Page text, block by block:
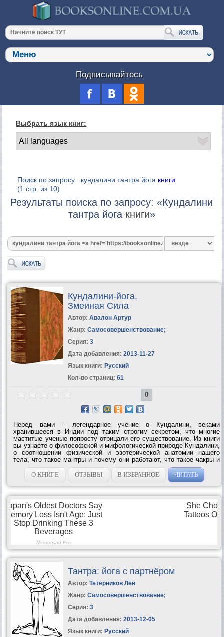
Подписывайтесь
Выбрать язык книг:
Поиск по запросу : кундалини тантра йога книги
(1 стр. из 10)
Результаты поиска по запросу: «Кундалини
тантра йога книги»
Кундалини-йога.
Змеиная Сила
Автор: Авалон Артур
Жанр: Самосовершенствование;
Серия: 3
Дата добавления: 2013-11-27
Язык книги: Русский
Кол-во страниц: 61
0
Перед вами – легендарное учение о Кундалини, веками
хранившееся в Индии под таким строгим секретом, что многие
маститые ученые попросту отрицали его существование. Из книги
вы узнаете о философской и мифологической природе Кундалини,
о соотношении физической и эзотерической анатомии нашего
тела, что такое мантры и почему они работают, что такое чакры и
как они влияют на нашу жизнедеятельность, как найти и разбудить
наши центры...
О КНИГЕ ОТЗЫВЫ В ИЗБРАННОЕ ЧИТАТЬ
Тантра: йога с партнёром
Автор: Тетерников Лев
Жанр: Самосовершенствование;
Серия: 3
Дата добавления: 2013-12-05
Язык книги: Русский